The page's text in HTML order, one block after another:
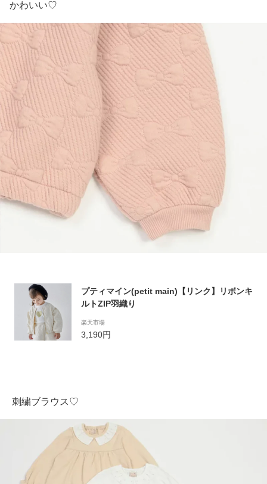
かわいい♡
プティマイン(petit main)【リンク】リボンキ
ルトZIP羽織り
楽天市場
3,190円
刺繍ブラウス♡